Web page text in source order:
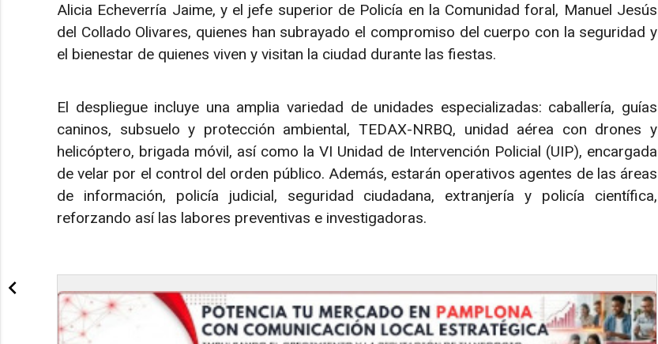
Alicia Echeverría Jaime, y el jefe superior de Policía en la Comunidad foral, Manuel Jesús
del Collado Olivares, quienes han subrayado el compromiso del cuerpo con la seguridad y
el bienestar de quienes viven y visitan la ciudad durante las fiestas.
El despliegue incluye una amplia variedad de unidades especializadas: caballería, guías
caninos, subsuelo y protección ambiental, TEDAX-NRBQ, unidad aérea con drones y
helicóptero, brigada móvil, así como la VI Unidad de Intervención Policial (UIP), encargada
de velar por el control del orden público. Además, estarán operativos agentes de las áreas
de información, policía judicial, seguridad ciudadana, extranjería y policía científica,
reforzando así las labores preventivas e investigadoras.